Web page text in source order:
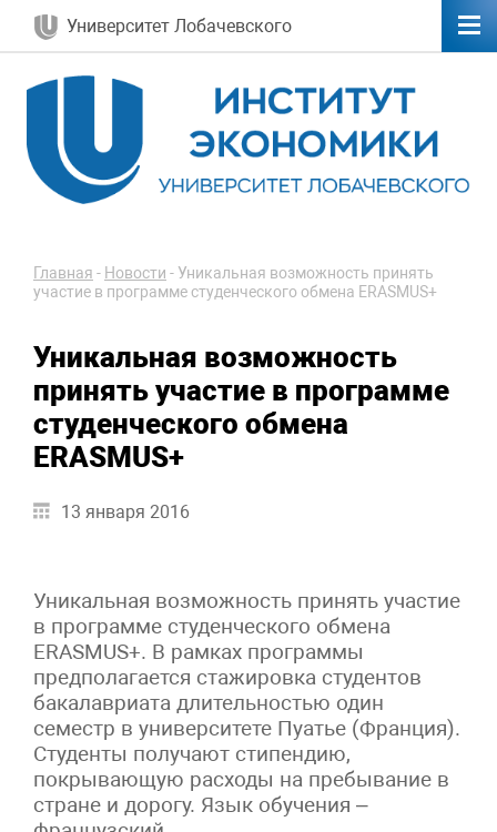
Университет Лобачевского
Главная - Новости - Уникальная возможность принять
участие в программе студенческого обмена ERASMUS+
Уникальная возможность
принять участие в программе
студенческого обмена
ERASMUS+
13 января 2016
Уникальная возможность принять участие
в программе студенческого обмена
ERASMUS+. В рамках программы
предполагается стажировка студентов
бакалавриата длительностью один
семестр в университете Пуатье (Франция).
Студенты получают стипендию,
покрывающую расходы на пребывание в
стране и дорогу. Язык обучения –